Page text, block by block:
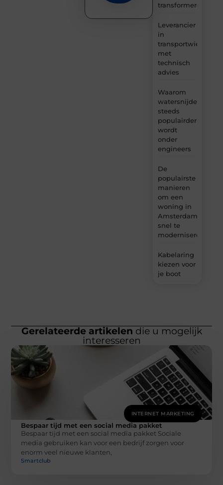
transformeren
Leverancier
in
transportwielen
met
technisch
advies
Waarom
watersnijden
steeds
populairder
wordt
onder
engineers
De
populairste
manieren
om een
woning in
Amsterdam
snel te
moderniseren
Kabelaring
kiezen voor
je boot
Gerelateerde artikelen die u mogelijk
interesseren
INTERNET MARKETING
Bespaar tijd met een social media pakket
Bespaar tijd met een social media pakket Sociale
media gebruiken kan voor een bedrijf zorgen voor
enorm veel nieuwe klanten,
Smartclub